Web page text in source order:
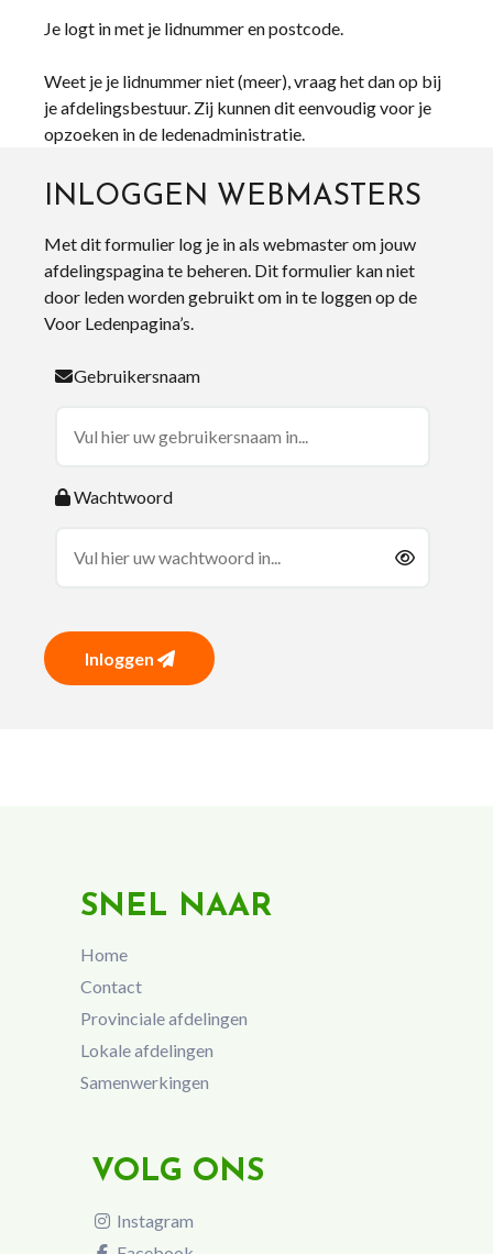
Je logt in met je lidnummer en postcode.
Weet je je lidnummer niet (meer), vraag het dan op bij
je afdelingsbestuur. Zij kunnen dit eenvoudig voor je
opzoeken in de ledenadministratie.
INLOGGEN WEBMASTERS
Met dit formulier log je in als webmaster om jouw
afdelingspagina te beheren. Dit formulier kan niet
door leden worden gebruikt om in te loggen op de
Voor Ledenpagina’s.
Gebruikersnaam
Wachtwoord
Inloggen
SNEL NAAR
Home
Contact
Provinciale afdelingen
Lokale afdelingen
Samenwerkingen
VOLG ONS
Instagram